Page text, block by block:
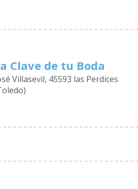
Clave de tu Boda
Villasevil, 45593 las Perdices